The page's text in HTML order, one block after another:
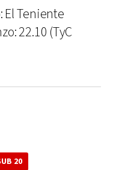
El Teniente
22.10 (TyC
20